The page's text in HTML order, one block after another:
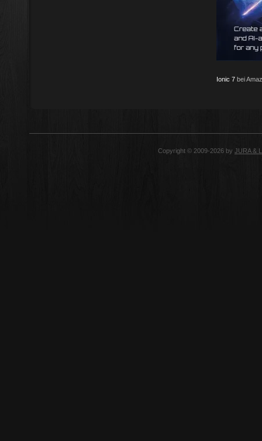
Ionic 7 bei
Copyright © 2009-2026 by JURA &